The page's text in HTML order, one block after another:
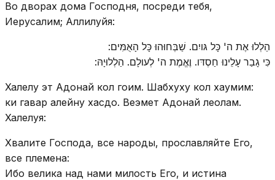
Во дворах дома Господня, посреди тебя,
Иерусалим; Аллилуйя:
הַלְלוּ אֶת ה' כָּל גּויִם. שַׁבְּחוּהוּ כָּל הָאֻמִּים:
כִּי גָבַר עָלֵינוּ חַסְדּו. וֶאֱמֶת ה' לְעולָם. הַלְלוּיָהּ:
Халелу эт Адонай кол гоим. Шабхуху кол хаумим:
ки гавар алейну хасдо. Веэмет Адонай леолам.
Халелуя:
Хвалите Господа, все народы, прославляйте Его,
все племена:
Ибо велика над нами милость Его, и истина